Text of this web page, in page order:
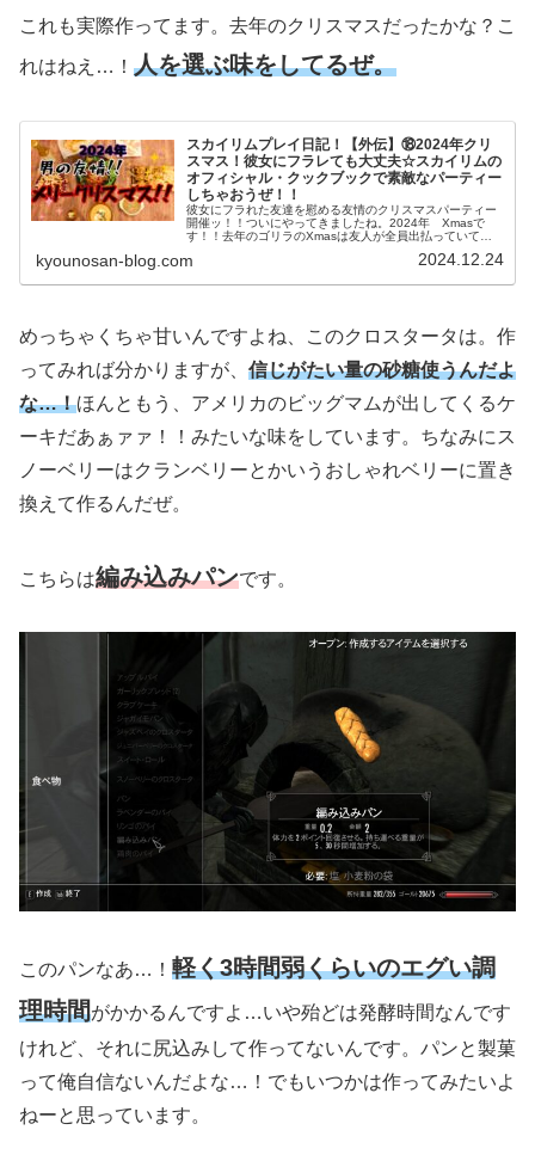
これも実際作ってます。去年のクリスマスだったかな？こ
れはねえ…！ 人を選ぶ味をしてるぜ。
スカイリムプレイ日記！【外伝】⑱2024年クリ
スマス！彼女にフラレても大丈夫☆スカイリムの
オフィシャル・クックブックで素敵なパーティー
しちゃおうぜ！！
彼女にフラれた友達を慰める友情のクリスマスパーティー
開催ッ！！ついにやってきましたね。2024年 Xmasで
す！！去年のゴリラのXmasは友人が全員出払っていてぼ
イリムのオフィシャル・クッ...
kyounosan-blog.com 2024.12.24
めっちゃくちゃ甘いんですよね、このクロスタータは。作
ってみれば分かりますが、 信じがたい量の砂糖使うんだよ
な…！ほんともう、アメリカのビッグマムが出してくるケ
ーキだあぁァァ！！みたいな味をしています。ちなみにス
ノーベリーはクランベリーとかいうおしゃれベリーに置き
換えて作るんだぜ。
こちらは編み込みパンです。
このパンなあ…！ 軽く3時間弱くらいのエグい調
理時間がかかるんですよ…いや殆どは発酵時間なんです
けれど、それに尻込みして作ってないんです。パンと製菓
って俺自信ないんだよな…！でもいつかは作ってみたいよ
ねーと思っています。